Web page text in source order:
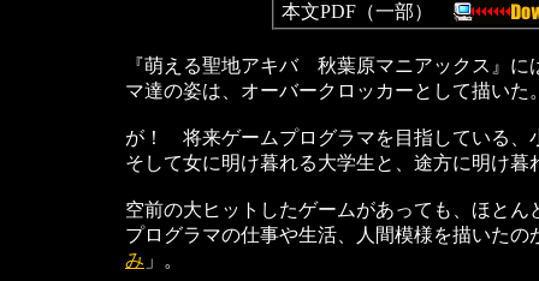
本文PDF（一部）
『萌える聖地アキバ 秋葉原マニアックス』に
マ達の姿は、オーバークロッカーとして描いた
が！ 将来ゲームプログラマを目指している
そして女に明け暮れる大学生と、途方に明け暮
空前の大ヒットしたゲームがあっても、ほとん
プログラマの仕事や生活、人間模様を描いたの
み 」。